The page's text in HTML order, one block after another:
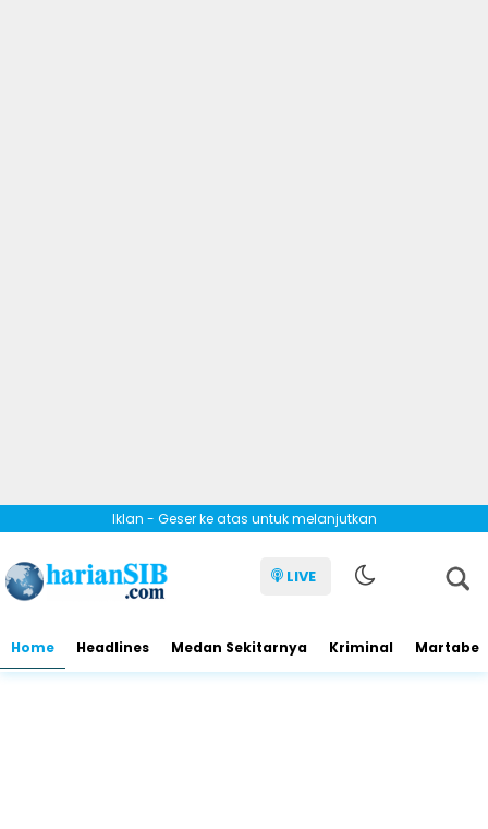
Iklan - Geser ke atas untuk melanjutkan
LIVE
Home Headlines Medan Sekitarnya Kriminal Martabe